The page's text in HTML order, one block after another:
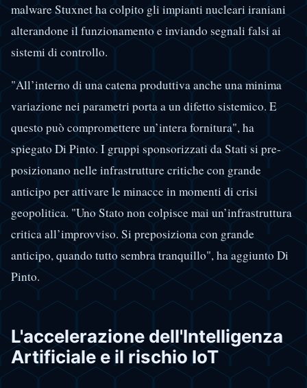
malware Stuxnet ha colpito gli impianti nucleari iraniani
alterandone il funzionamento e inviando segnali falsi ai
sistemi di controllo.
"All’interno di una catena produttiva anche una minima
variazione nei parametri porta a un difetto sistemico. E
questo può compromettere un’intera fornitura", ha
spiegato Di Pinto. I gruppi sponsorizzati da Stati si pre-
posizionano nelle infrastrutture critiche con grande
anticipo per attivare le minacce in momenti di crisi
geopolitica. "Uno Stato non colpisce mai un’infrastruttura
critica all’improvviso. Si preposiziona con grande
anticipo, quando tutto sembra tranquillo", ha aggiunto Di
Pinto.
L'accelerazione dell'Intelligenza
Artificiale e il rischio IoT